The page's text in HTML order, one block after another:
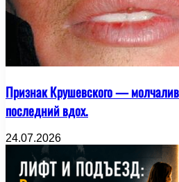
Признак Крушевского —
последний вдох.
24.07.2026